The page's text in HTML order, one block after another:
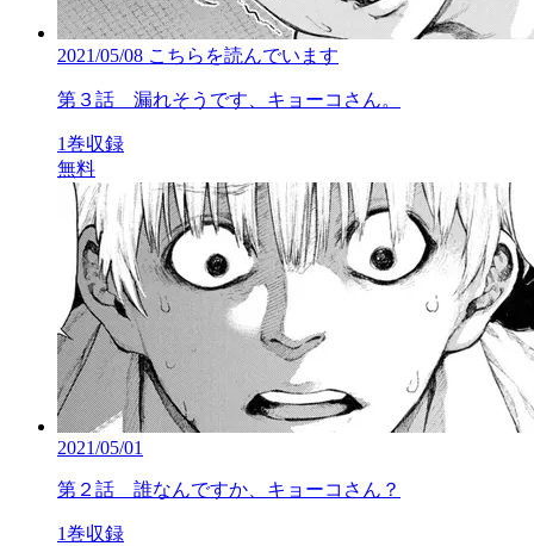
2021/05/08 こちらを読んでいます
第３話 漏れそうです、キョーコさん。
1巻収録
無料
2021/05/01
第２話 誰なんですか、キョーコさん？
1巻収録